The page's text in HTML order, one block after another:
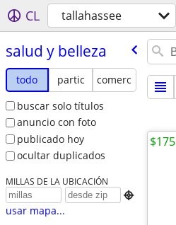
CL tallahassee
salud y belleza
todo partic
comerc
buscar solo títulos
anuncio con foto
publicado hoy
ocultar duplicados
MILLAS DE LA UBICACIÓN

usar mapa...
$175